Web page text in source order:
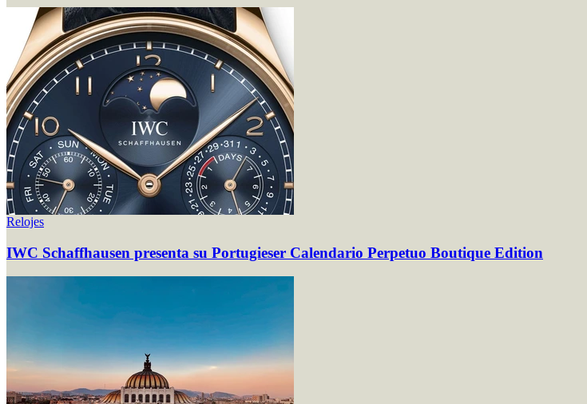
Relojes
IWC Schaffhausen presenta su Portugieser Calendario Perpetuo Boutique Edition